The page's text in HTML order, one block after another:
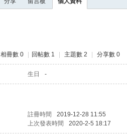
相冊數 0 回帖數 1 主題數 2 分享數 0
生日 -
註冊時間 2019-12-28 11:55
上次發表時間 2020-2-5 18:17